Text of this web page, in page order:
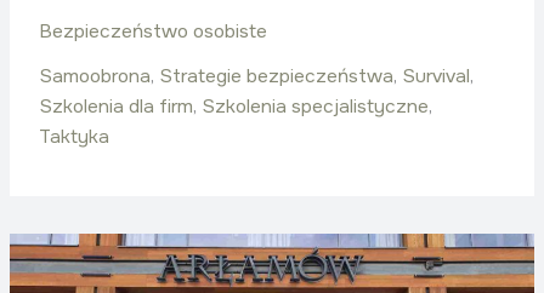
Bezpieczeństwo osobiste
Samoobrona, Strategie bezpieczeństwa, Survival,
Szkolenia dla firm, Szkolenia specjalistyczne,
Taktyka
Strzelectwo
na